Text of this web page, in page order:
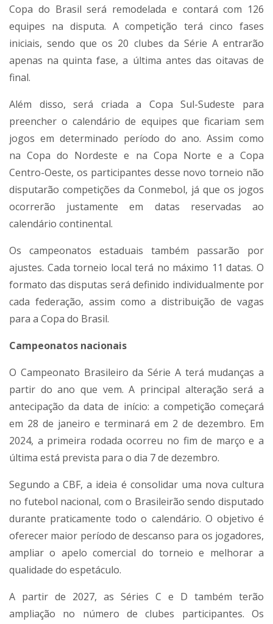
Copa do Brasil será remodelada e contará com 126
equipes na disputa. A competição terá cinco fases
iniciais, sendo que os 20 clubes da Série A entrarão
apenas na quinta fase, a última antes das oitavas de
final.
Além disso, será criada a Copa Sul-Sudeste para
preencher o calendário de equipes que ficariam sem
jogos em determinado período do ano. Assim como
na Copa do Nordeste e na Copa Norte e a Copa
Centro-Oeste, os participantes desse novo torneio não
disputarão competições da Conmebol, já que os jogos
ocorrerão justamente em datas reservadas ao
calendário continental.
Os campeonatos estaduais também passarão por
ajustes. Cada torneio local terá no máximo 11 datas. O
formato das disputas será definido individualmente por
cada federação, assim como a distribuição de vagas
para a Copa do Brasil.
Campeonatos nacionais
O Campeonato Brasileiro da Série A terá mudanças a
partir do ano que vem. A principal alteração será a
antecipação da data de início: a competição começará
em 28 de janeiro e terminará em 2 de dezembro. Em
2024, a primeira rodada ocorreu no fim de março e a
última está prevista para o dia 7 de dezembro.
Segundo a CBF, a ideia é consolidar uma nova cultura
no futebol nacional, com o Brasileirão sendo disputado
durante praticamente todo o calendário. O objetivo é
oferecer maior período de descanso para os jogadores,
ampliar o apelo comercial do torneio e melhorar a
qualidade do espetáculo.
A partir de 2027, as Séries C e D também terão
ampliação no número de clubes participantes. Os